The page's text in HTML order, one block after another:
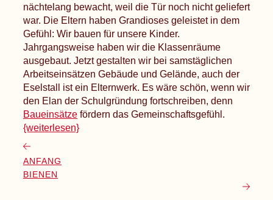
nächtelang bewacht, weil die Tür noch nicht geliefert
war. Die Eltern haben Grandioses geleistet in dem
Gefühl: Wir bauen für unsere Kinder.
Jahrgangsweise haben wir die Klassenräume
ausgebaut. Jetzt gestalten wir bei samstäglichen
Arbeitseinsätzen Gebäude und Gelände, auch der
Eselstall ist ein Elternwerk. Es wäre schön, wenn wir
den Elan der Schulgründung fortschreiben, denn
Baueinsätze fördern das Gemeinschaftsgefühl.
{weiterlesen}
ANFANG
BIENEN